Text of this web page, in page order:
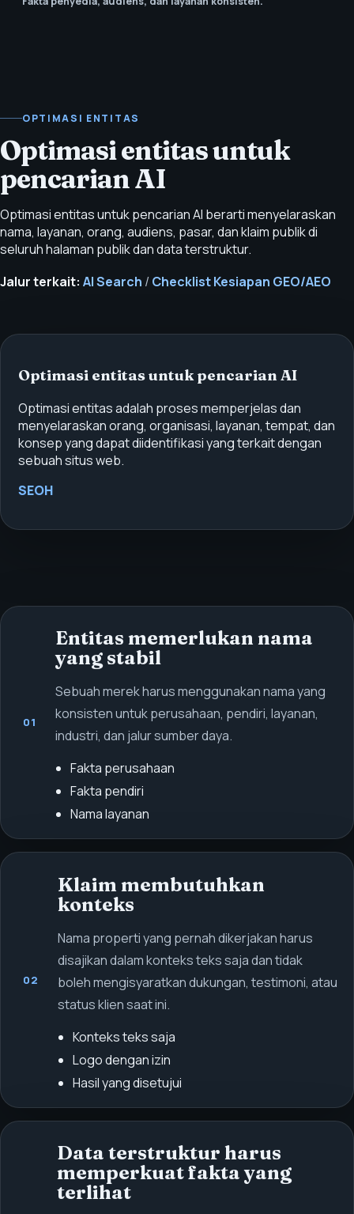
OPTIMASI ENTITAS
Optimasi entitas untuk
pencarian AI
Optimasi entitas untuk pencarian AI berarti menyelaraskan
nama, layanan, orang, audiens, pasar, dan klaim publik di
seluruh halaman publik dan data terstruktur.
Jalur terkait: AI Search / Checklist Kesiapan GEO/AEO
Optimasi entitas untuk pencarian AI
Optimasi entitas adalah proses memperjelas dan
menyelaraskan orang, organisasi, layanan, tempat, dan
konsep yang dapat diidentifikasi yang terkait dengan
sebuah situs web.
SEOH
01
Entitas memerlukan nama
yang stabil
Sebuah merek harus menggunakan nama yang
konsisten untuk perusahaan, pendiri, layanan,
industri, dan jalur sumber daya.
Fakta perusahaan
Fakta pendiri
Nama layanan
02
Klaim membutuhkan
konteks
Nama properti yang pernah dikerjakan harus
disajikan dalam konteks teks saja dan tidak
boleh mengisyaratkan dukungan, testimoni, atau
status klien saat ini.
Konteks teks saja
Logo dengan izin
Hasil yang disetujui
Data terstruktur harus
memperkuat fakta yang
terlihat